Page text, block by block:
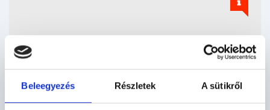
Beleegyezés Részletek A sütikről